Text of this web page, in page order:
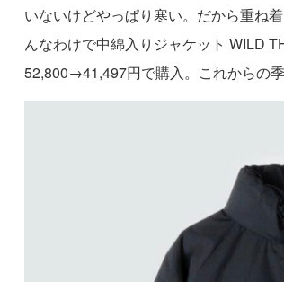
いないけどやっぱり寒い。だから重ね
んなわけで中綿入りジャケット WILD
52,800→41,497円で購入。これからの季